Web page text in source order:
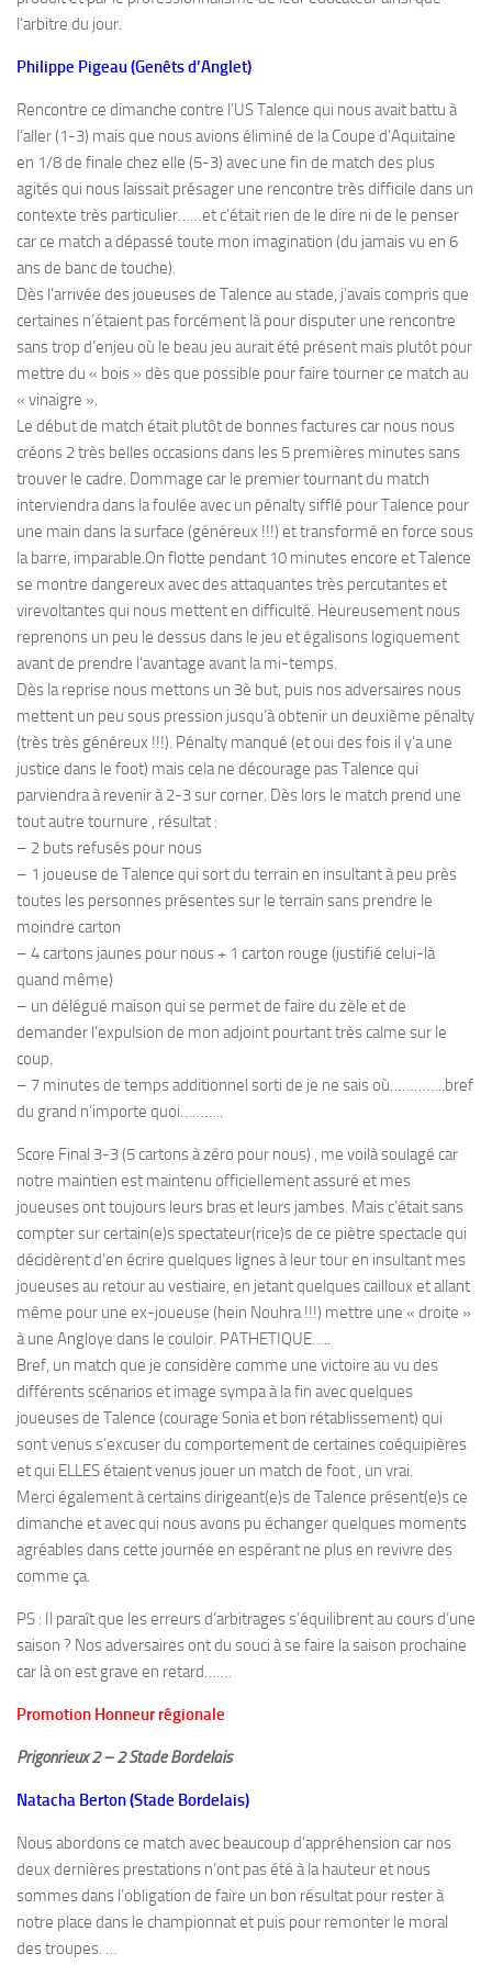
l’arbitre du jour.
Philippe Pigeau (Genêts d’Anglet)
Rencontre ce dimanche contre l’US Talence qui nous avait battu à
l’aller (1-3) mais que nous avions éliminé de la Coupe d’Aquitaine
en 1/8 de finale chez elle (5-3) avec une fin de match des plus
agités qui nous laissait présager une rencontre très difficile dans un
contexte très particulier……et c’était rien de le dire ni de le penser
car ce match a dépassé toute mon imagination (du jamais vu en 6
ans de banc de touche).
Dès l’arrivée des joueuses de Talence au stade, j’avais compris que
certaines n’étaient pas forcément là pour disputer une rencontre
sans trop d’enjeu où le beau jeu aurait été présent mais plutôt pour
mettre du « bois » dès que possible pour faire tourner ce match au
« vinaigre ».
Le début de match était plutôt de bonnes factures car nous nous
créons 2 très belles occasions dans les 5 premières minutes sans
trouver le cadre. Dommage car le premier tournant du match
interviendra dans la foulée avec un pénalty sifflé pour Talence pour
une main dans la surface (généreux !!!) et transformé en force sous
la barre, imparable.On flotte pendant 10 minutes encore et Talence
se montre dangereux avec des attaquantes très percutantes et
virevoltantes qui nous mettent en difficulté. Heureusement nous
reprenons un peu le dessus dans le jeu et égalisons logiquement
avant de prendre l’avantage avant la mi-temps.
Dès la reprise nous mettons un 3è but, puis nos adversaires nous
mettent un peu sous pression jusqu’à obtenir un deuxième pénalty
(très très généreux !!!). Pénalty manqué (et oui des fois il y’a une
justice dans le foot) mais cela ne décourage pas Talence qui
parviendra à revenir à 2-3 sur corner. Dès lors le match prend une
tout autre tournure , résultat :
– 2 buts refusés pour nous
– 1 joueuse de Talence qui sort du terrain en insultant à peu près
toutes les personnes présentes sur le terrain sans prendre le
moindre carton
– 4 cartons jaunes pour nous + 1 carton rouge (justifié celui-là
quand même)
– un délégué maison qui se permet de faire du zèle et de
demander l’expulsion de mon adjoint pourtant très calme sur le
coup.
– 7 minutes de temps additionnel sorti de je ne sais où…………..bref
du grand n’importe quoi………..
Score Final 3-3 (5 cartons à zéro pour nous) , me voilà soulagé car
notre maintien est maintenu officiellement assuré et mes
joueuses ont toujours leurs bras et leurs jambes. Mais c’était sans
compter sur certain(e)s spectateur(rice)s de ce piètre spectacle qui
décidèrent d’en écrire quelques lignes à leur tour en insultant mes
joueuses au retour au vestiaire, en jetant quelques cailloux et allant
même pour une ex-joueuse (hein Nouhra !!!) mettre une « droite »
à une Angloye dans le couloir. PATHETIQUE…..
Bref, un match que je considère comme une victoire au vu des
différents scénarios et image sympa à la fin avec quelques
joueuses de Talence (courage Sonia et bon rétablissement) qui
sont venus s’excuser du comportement de certaines coéquipières
et qui ELLES étaient venus jouer un match de foot , un vrai.
Merci également à certains dirigeant(e)s de Talence présent(e)s ce
dimanche et avec qui nous avons pu échanger quelques moments
agréables dans cette journée en espérant ne plus en revivre des
comme ça.
PS : Il paraît que les erreurs d’arbitrages s’équilibrent au cours d’une
saison ? Nos adversaires ont du souci à se faire la saison prochaine
car là on est grave en retard…….
Promotion Honneur régionale
Prigonrieux 2 – 2 Stade Bordelais
Natacha Berton (Stade Bordelais)
Nous abordons ce match avec beaucoup d’appréhension car nos
deux dernières prestations n’ont pas été à la hauteur et nous
sommes dans l’obligation de faire un bon résultat pour rester à
notre place dans le championnat et puis pour remonter le moral
des troupes. …